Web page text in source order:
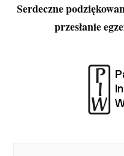
Serdeczne
przesłanie